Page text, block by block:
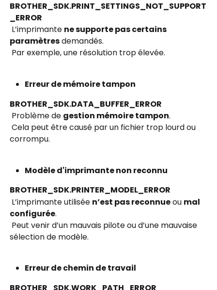
BROTHER_SDK.PRINT_SETTINGS_NOT_SUPPORT
_ERROR
L’imprimante ne supporte pas certains
paramètres demandés.
Par exemple, une résolution trop élevée.
Erreur de mémoire tampon
BROTHER_SDK.DATA_BUFFER_ERROR
Problème de gestion mémoire tampon.
corrompu.
Modèle d'imprimante non reconnu
BROTHER_SDK.PRINTER_MODEL_ERROR
L’imprimante utilisée n’est pas reconnue ou mal
configurée.
sélection de modèle.
Erreur de chemin de travail
BROTHER_SDK.WORK_PATH_ERROR